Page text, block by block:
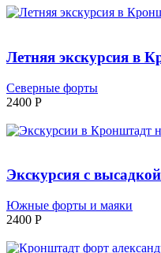
Летняя экскурсия в
Северные форты
2400 P
Экскурсия с
Южные форты и маяки
2400 P